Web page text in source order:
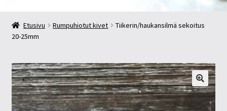
Kassa
Maksutavat ja Tärkeää tietää
Myymälät
Etusivu Rumpuhiotut kivet
Tiikerin/haukansilmä sekoitus
20-25mm